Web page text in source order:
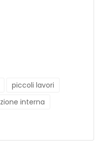
piccoli lavori
interna